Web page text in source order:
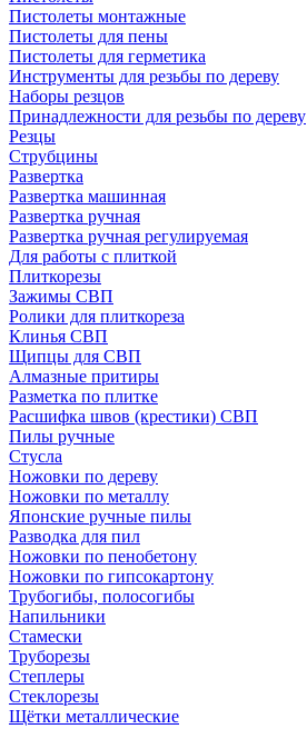
Пистолеты монтажные
Пистолеты для пены
Пистолеты для герметика
Инструменты для резьбы по дереву
Наборы резцов
Принадлежности для резьбы по дереву
Резцы
Струбцины
Развертка
Развертка машинная
Развертка ручная
Развертка ручная регулируемая
Для работы с плиткой
Плиткорезы
Зажимы СВП
Ролики для плиткореза
Клинья СВП
Щипцы для СВП
Алмазные притиры
Разметка по плитке
Расшифка швов (крестики) СВП
Пилы ручные
Стусла
Ножовки по дереву
Ножовки по металлу
Японские ручные пилы
Разводка для пил
Ножовки по пенобетону
Ножовки по гипсокартону
Трубогибы, полосогибы
Напильники
Стамески
Труборезы
Степлеры
Стеклорезы
Щётки металлические